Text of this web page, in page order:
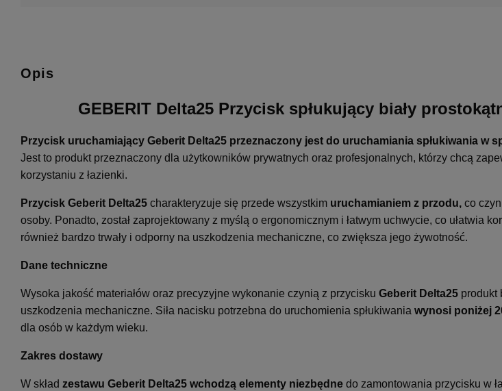
Opis
GEBERIT Delta25 Przycisk spłukujący biały
Przycisk uruchamiający Geberit Delta25 przeznaczony jest do uruchamiania spłukiwania w
Jest to produkt przeznaczony dla użytkowników prywatnych oraz profesjonalnych, którzy chcą
korzystaniu z łazienki.
Przycisk Geberit Delta25 charakteryzuje się przede wszystkim uruchamianiem z przodu, co
osoby. Ponadto, został zaprojektowany z myślą o ergonomicznym i łatwym uchwycie, co ułatwia
również bardzo trwały i odporny na uszkodzenia mechaniczne, co zwiększa jego żywotność.
Dane techniczne
Wysoka jakość materiałów oraz precyzyjne wykonanie czynią z przycisku Geberit Delta25 produkt
uszkodzenia mechaniczne. Siła nacisku potrzebna do uruchomienia spłukiwania wynosi poniżej
dla osób w każdym wieku.
Zakres dostawy
W skład zestawu Geberit Delta25 wchodzą elementy niezbędne do zamontowania przycisku w